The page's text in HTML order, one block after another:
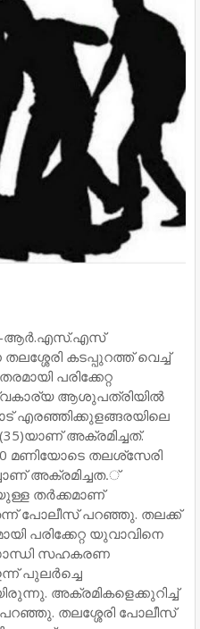
-ആര്‍.എസ്.എസ്
കടപ്പുറത്ത് വെച്ച്
പരിക്കേറ്റ
ആശുപത്രിയില്‍
എരഞ്ഞിക്കുളങ്ങരയിലെ
അക്രമിച്ചത്.
മണിയോടെ തലശ്‌സേരി
അക്രമിച്ചത.്
തര്‍ക്കമാണ്
പോലീസ് പറഞ്ഞു. തലക്ക്
പരിക്കേറ്റ യുവാവിനെ
സഹകരണ
പുലര്‍ച്ചെ
അക്രമികളെക്കുറിച്ച്
തലശ്ശേരി പോലീസ്